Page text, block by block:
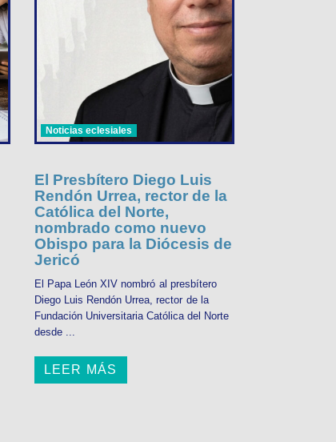
Noticias eclesiales
El Presbítero Diego Luis
Rendón Urrea, rector de la
Católica del Norte,
nombrado como nuevo
Obispo para la Diócesis de
Jericó
El Papa León XIV nombró al presbítero
Diego Luis Rendón Urrea, rector de la
Fundación Universitaria Católica del Norte
desde ...
LEER MÁS